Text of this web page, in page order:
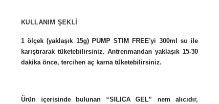
KULLANIM ŞEKLİ
1 ölçek (yaklaşık 15g) PUMP STIM FREE'yi 300ml su ile
karıştırarak tüketebilirsiniz. Antrenmandan yaklaşık 15-30
dakika önce, tercihen aç karna tüketebilirsiniz.
Ürün içerisinde bulunan “SILICA GEL” nem alıcıdır,